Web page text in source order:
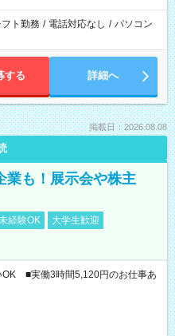
フト勤務 / 電話対応なし / パソコン
する 詳細へ
掲載日：2026.08.08
業も！展示会や株主
経験OK
大学生歓迎
■実働3時間5,120円のお仕事あ